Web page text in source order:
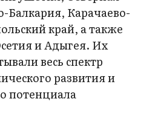
Балкария, Карачаево-
край, а также
и Адыгея. Их
весь спектр
развития и
потенциала